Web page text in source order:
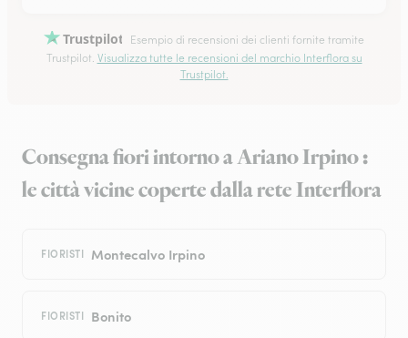
Trustpilot
Esempio di recensioni dei clienti fornite tramite
Trustpilot. Visualizza tutte le recensioni del marchio Interflora su
Trustpilot.
Consegna fiori intorno a Ariano Irpino :
le città vicine coperte dalla rete Interflora
FIORISTI Montecalvo Irpino
FIORISTI Bonito